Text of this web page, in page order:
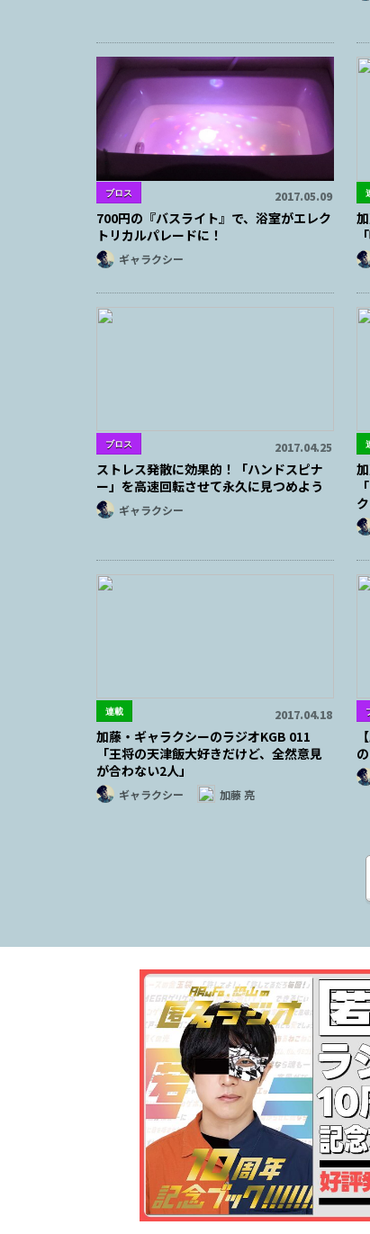
ブロス 2017.05.09
700円の『バスライト』で、浴室がエレク
トリカルパレードに！
ギャラクシー
ブロス 2017.04.25
ストレス発散に効果的！「ハンドスピナ
ー」を高速回転させて永久に見つめよう
ギャラクシー
連載 2017.04.18
加藤・ギャラクシーのラジオKGB 011
「王将の天津飯大好きだけど、全然意見
が合わない2人」
ギャラクシー 加藤 亮